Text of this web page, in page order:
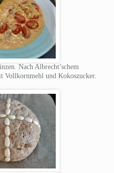
Nach Albrecht’schem
Vollkornmehl und Kokoszucker.